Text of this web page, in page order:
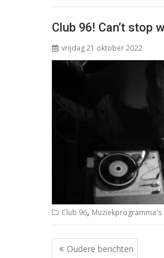
Club 96! Can’t stop
vrijdag 21 oktober 2022
Club 96, Muziekprogramma's
Berichtnavigatie
Oudere berichten